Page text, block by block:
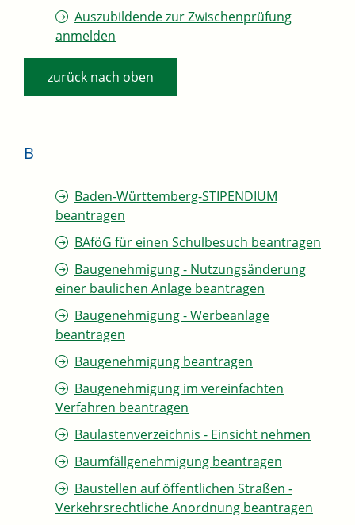
Auszubildende zur Zwischenprüfung
anmelden
zurück nach oben
B
Baden-Württemberg-STIPENDIUM
beantragen
BAföG für einen Schulbesuch beantragen
Baugenehmigung - Nutzungsänderung
einer baulichen Anlage beantragen
Baugenehmigung - Werbeanlage
beantragen
Baugenehmigung beantragen
Baugenehmigung im vereinfachten
Verfahren beantragen
Baulastenverzeichnis - Einsicht nehmen
Baumfällgenehmigung beantragen
Baustellen auf öffentlichen Straßen -
Verkehrsrechtliche Anordnung beantragen